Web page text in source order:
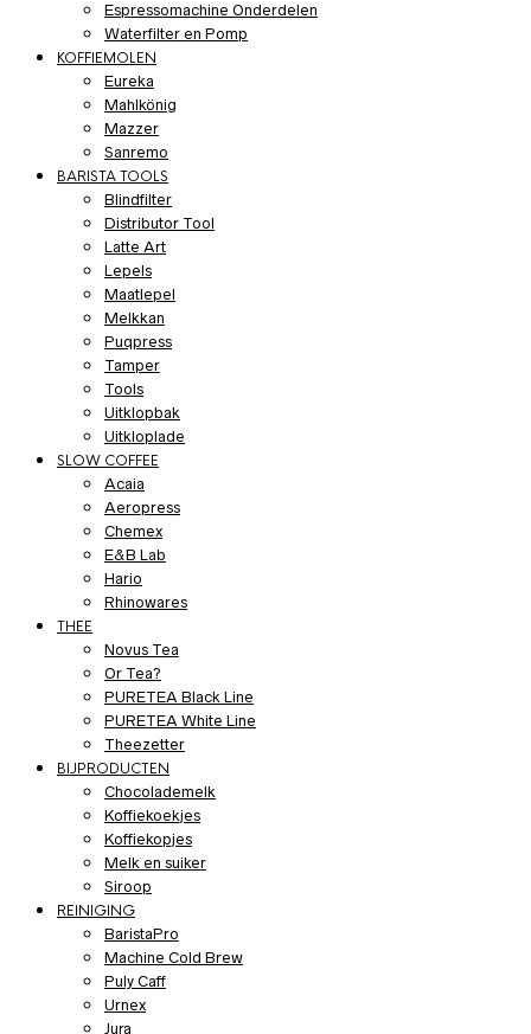
Espressomachine Onderdelen
Waterfilter en Pomp
KOFFIEMOLEN
Eureka
Mahlkönig
Mazzer
Sanremo
BARISTA TOOLS
Blindfilter
Distributor Tool
Latte Art
Lepels
Maatlepel
Melkkan
Puqpress
Tamper
Tools
Uitklopbak
Uitkloplade
SLOW COFFEE
Acaia
Aeropress
Chemex
E&B Lab
Hario
Rhinowares
THEE
Novus Tea
Or Tea?
PURETEA Black Line
PURETEA White Line
Theezetter
BIJPRODUCTEN
Chocolademelk
Koffiekoekjes
Koffiekopjes
Melk en suiker
Siroop
REINIGING
BaristaPro
Machine Cold Brew
Puly Caff
Urnex
Jura